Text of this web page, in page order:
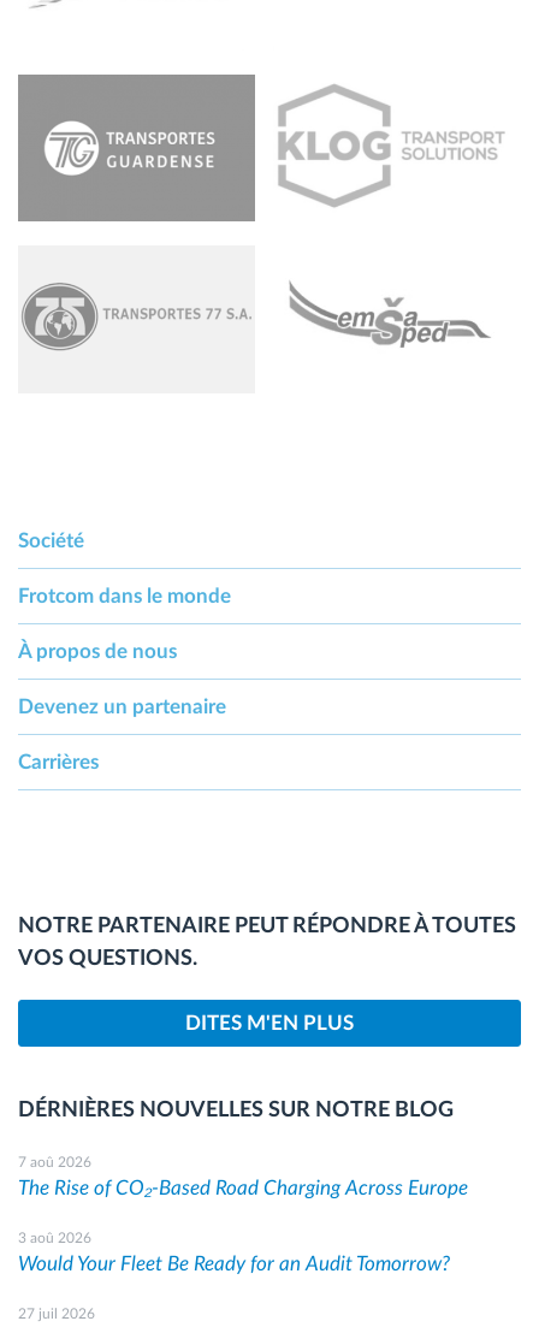
Société
Frotcom dans le monde
À propos de nous
Devenez un partenaire
Carrières
NOTRE PARTENAIRE PEUT RÉPONDRE À TOUTES
VOS QUESTIONS.
DITES M'EN PLUS
DÉRNIÈRES NOUVELLES SUR NOTRE BLOG
7 aoû 2026
The Rise of CO₂-Based Road Charging Across Europe
3 aoû 2026
Would Your Fleet Be Ready for an Audit Tomorrow?
27 juil 2026